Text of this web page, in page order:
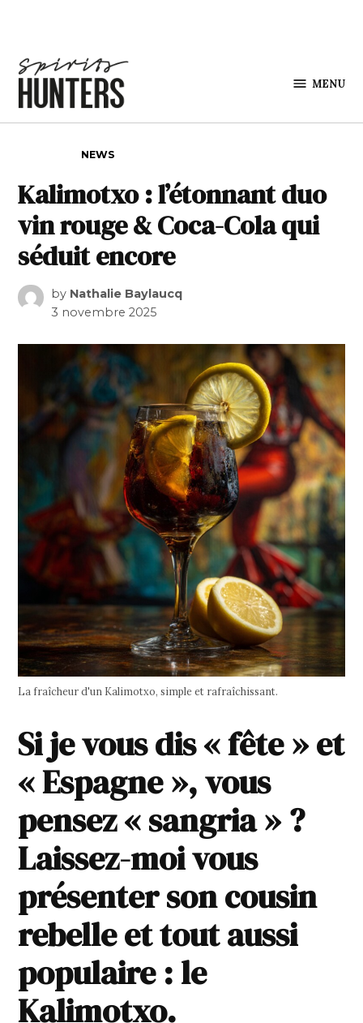
MENU
NEWS
Kalimotxo : l’étonnant duo
vin rouge & Coca-Cola qui
séduit encore
by Nathalie Baylaucq
3 novembre 2025
La fraîcheur d'un Kalimotxo, simple et rafraîchissant.
Si je vous dis « fête » et
« Espagne », vous
pensez « sangria » ?
Laissez-moi vous
présenter son cousin
rebelle et tout aussi
populaire : le
Kalimotxo.